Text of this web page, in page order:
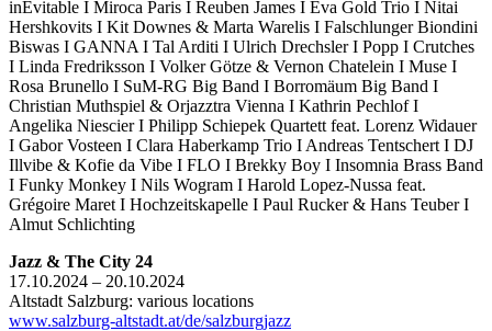
inEvitable I Miroca Paris I Reuben James I Eva Gold Trio I Nitai
Hershkovits I Kit Downes & Marta Warelis I Falschlunger Biondini
Biswas I GANNA I Tal Arditi I Ulrich Drechsler I Popp I Crutches
I Linda Fredriksson I Volker Götze & Vernon Chatelein I Muse I
Rosa Brunello I SuM-RG Big Band I Borromäum Big Band I
Christian Muthspiel & Orjazztra Vienna I Kathrin Pechlof I
Angelika Niescier I Philipp Schiepek Quartett feat. Lorenz Widauer
I Gabor Vosteen I Clara Haberkamp Trio I Andreas Tentschert I DJ
Illvibe & Kofie da Vibe I FLO I Brekky Boy I Insomnia Brass Band
I Funky Monkey I Nils Wogram I Harold Lopez-Nussa feat.
Grégoire Maret I Hochzeitskapelle I Paul Rucker & Hans Teuber I
Almut Schlichting
Jazz & The City 24
17.10.2024 – 20.10.2024
Altstadt Salzburg: various locations
www.salzburg-altstadt.at/de/salzburgjazz